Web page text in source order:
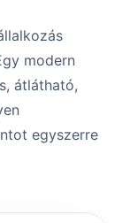
modern
átlátható,
egyszerre